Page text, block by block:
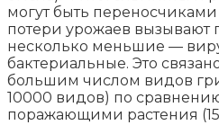
могут быть
потери урожаев вызывают
несколько меньшие —
бактериальные. Это
большим числом видов
10000 видов) по
поражающими растения